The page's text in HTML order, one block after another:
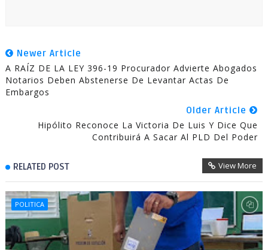
Newer Article
A RAÍZ DE LA LEY 396-19 Procurador Advierte Abogados
Notarios Deben Abstenerse De Levantar Actas De
Embargos
Older Article
Hipólito Reconoce La Victoria De Luis Y Dice Que
Contribuirá A Sacar Al PLD Del Poder
RELATED POST View More
POLITICA